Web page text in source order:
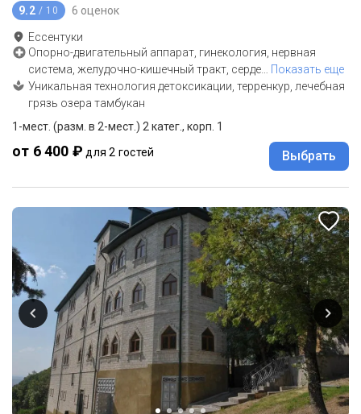
9.2 / 10 6 оценок
Ессентуки
Опорно-двигательный аппарат, гинекология, нервная
система, желудочно-кишечный тракт, серде… Показать еще
Уникальная технология детоксикации, терренкур, лечебная
грязь озера тамбукан
1-мест. (разм. в 2-мест.) 2 катег., корп. 1
от 6 400 ₽ для 2 гостей Выбрать